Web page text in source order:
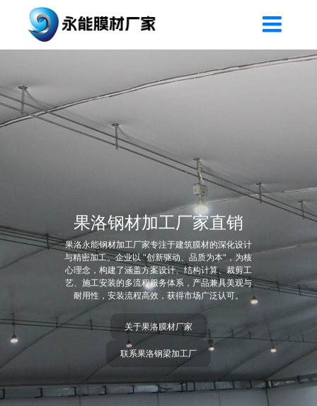
果洛钢材加工厂家直销
果洛永能钢材加工厂家专注于建筑膜材的深化设计
与精密加工。企业以 "创新驱动、品质为本"，为核
心理念，构建了涵盖方案设计、结构计算、裁剪工
艺、施工安装的多流程服务体系，产品兼具美观与
耐用性，安装流程高效，获得市场广泛认可。
关于果洛膜材厂家
联系果洛钢梁加工厂